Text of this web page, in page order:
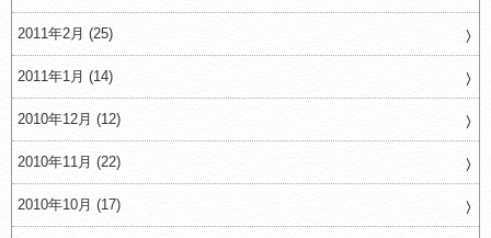
2011年2月 (25)
2011年1月 (14)
2010年12月 (12)
2010年11月 (22)
2010年10月 (17)